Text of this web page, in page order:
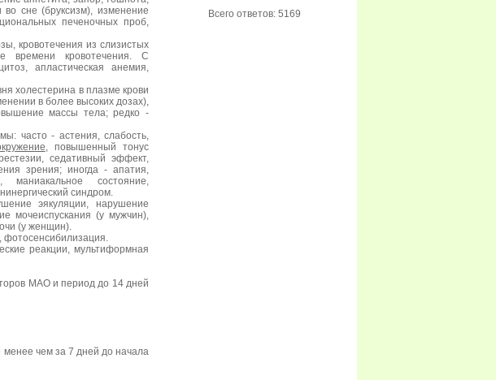
во сне (бруксизм), изменение
печеночных проб,
кровотечения из слизистых
времени кровотечения. С
апластическая анемия,
холестерина в плазме крови
в более высоких дозах),
массы тела; редко -
часто - астения, слабость,
, повышенный тонус
седативный эффект,
зрения; иногда - апатия,
состояние,
синдром.
эякуляции, нарушение
мочеиспускания (у мужчин),
(у женщин).
фотосенсибилизация.
реакции, мультиформная
МАО и период до 14 дней
чем за 7 дней до начала
Всего ответов: 5169